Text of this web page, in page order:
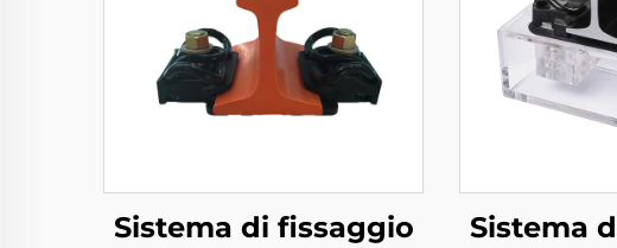
Sistema di fissaggio
Sistema